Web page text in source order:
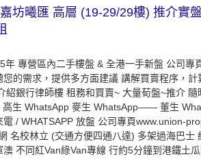
坊曦匯 高層 (19-29/29樓) 推介實
專營區內二手樓盤 & 全港一手新盤 公司專
的需求，提供多方面建議 ︎講解買賣程序，
紹銀行律師樓 租務和買賣~ 大量荀盤~推介
WhatsApp 麥生 WhatsApp—— 董生
/ WHATSAPP 放盤 公司專頁www.union-
名校林立 (交通方便四通八達) ️多架過海巴士
澳 ️不同紅Van綠Van專線 ️行約5分鐘到港鐵土